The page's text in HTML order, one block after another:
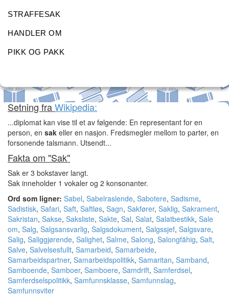
STRAFFESAK
HANDLER OM
PIKK OG PAKK
Setning fraWikipedia:
...diplomat kan vise til et av følgende: En representant for en
person, en sak eller en nasjon. Fredsmegler mellom to parter, en
forsonende talsmann. Utsendt...
Fakta om "Sak"
Sak er 3 bokstaver langt.
Sak inneholder 1 vokaler og 2 konsonanter.
Ord som ligner: Sabel, Sabelraslende, Sabotere, Sadisme,
Sadistisk, Safari, Saft, Saftløs, Sagn, Sakfører, Saklig, Sakrament,
Sakristan, Sakse, Saksliste, Sakte, Sal, Salat, Salatbestikk, Sale
om, Salg, Salgsansvarlig, Salgsdokument, Salgssjef, Salgsvare,
Salig, Saliggjørende, Salighet, Salme, Salong, Salongfähig, Salt,
Salve, Salvelsesfullt, Samarbeid, Samarbeide,
Samarbeidspartner, Samarbeidspolitikk, Samaritan, Samband,
Samboende, Samboer, Samboere, Samdrift, Samferdsel,
Samferdselspolitikk, Samfunnsklasse, Samfunnslag,
Samfunnsviter